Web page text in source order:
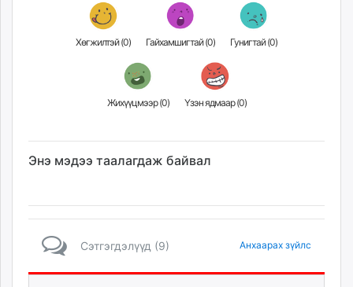
Хөгжилтэй (0) Гайхамшигтай (0) Гунигтай (0)
Жихүүцмээр (0) Үзэн ядмаар (0)
Энэ мэдээ таалагдаж байвал
Сэтгэгдэлүүд (9) Анхаарах зүйлс